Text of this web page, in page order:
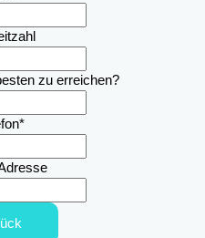
zu erreichen?
*